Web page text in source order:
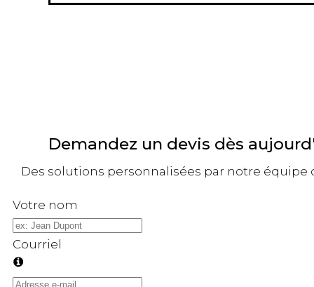
Demandez un devis dès
Des solutions personnalisées par notre équipe
Votre nom
Courriel